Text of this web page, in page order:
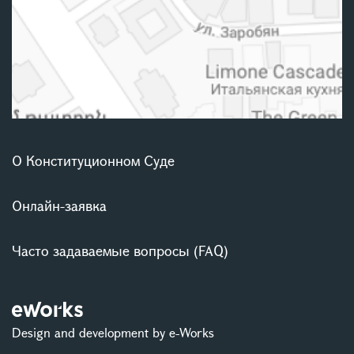
О Конституционном Суде
Онлайн-заявка
Часто задаваемые вопросы (FAQ)
Design and development by e-Works